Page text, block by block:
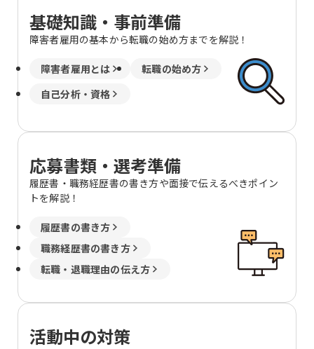
基礎知識・事前準備
障害者雇用の基本から転職の始め方までを解説！
障害者雇用とは
転職の始め方
自己分析・資格
応募書類・選考準備
履歴書・職務経歴書の書き方や面接で伝えるべきポイン
トを解説！
履歴書の書き方
職務経歴書の書き方
転職・退職理由の伝え方
活動中の対策